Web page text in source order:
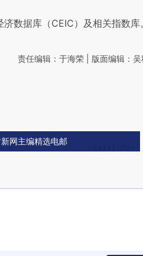
数据库（CEIC）及相关指数库。
责任编辑：于海荣 | 版面编辑：吴
网主编精选电邮